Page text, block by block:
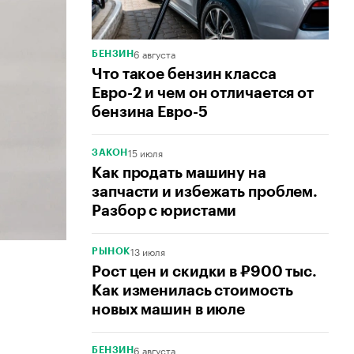
БЕНЗИН6 августа
Что такое бензин класса
Евро-2 и чем он отличается от
бензина Евро-5
ЗАКОН 15 июля
Как продать машину на
запчасти и избежать проблем.
Разбор с юристами
РЫНОК13 июля
Рост цен и скидки в ₽900 тыс.
Как изменилась стоимость
новых машин в июле
БЕНЗИН6 августа